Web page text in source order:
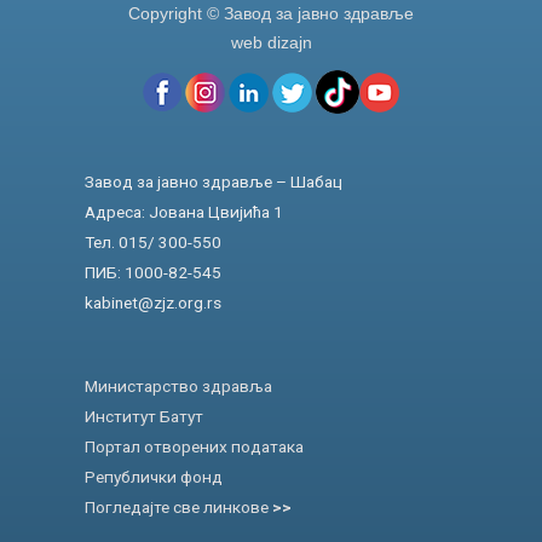
Copyright © Завод за јавно здравље
web dizajn
Завод за јавно здравље – Шабац
Адреса: Јована Цвијића 1
Тел. 015/ 300-550
ПИБ: 1000-82-545
kabinet@zjz.org.rs
Министарство здравља
Институт Батут
Портал отворених података
Републички фонд
Погледајте све линкове >>